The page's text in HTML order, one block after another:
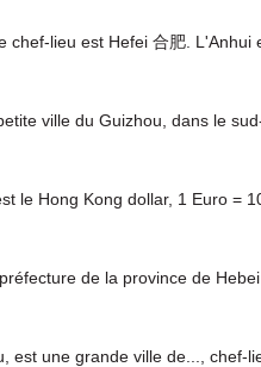
chef-lieu est Hefei 合肥. L'Anhui
ville du Guizhou, dans le
le Hong Kong dollar, 1 Euro =
de la province de
est une grande ville de..., chef-